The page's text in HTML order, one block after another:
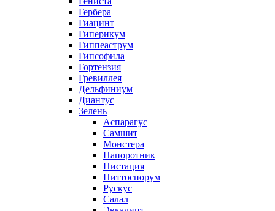
Гербера
Гиацинт
Гиперикум
Гиппеаструм
Гипсофила
Гортензия
Гревиллея
Дельфиниум
Диантус
Зелень
Аспарагус
Самшит
Монстера
Папоротник
Пистация
Питтоспорум
Рускус
Салал